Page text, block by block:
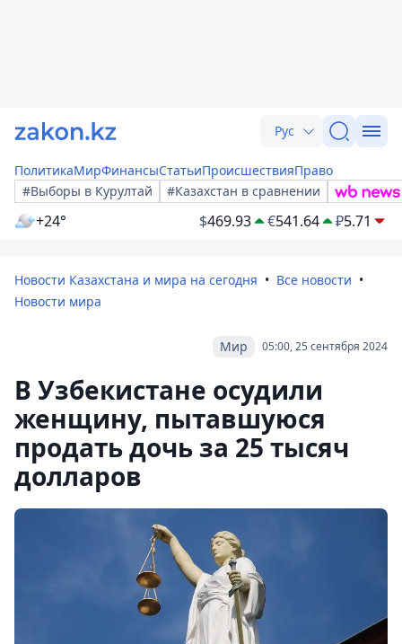
Рус
ПолитикаМирФинансыСтатьиПроисшествияПраво
#Выборы в Курултай
#Казахстан в сравнении
+24° $469.93 €541.64 ₽5.71
Новости Казахстана и мира на сегодня
Все новости
Новости мира
05:00, 25 сентября 2024
Мир
В Узбекистане осудили
женщину, пытавшуюся
продать дочь за 25 тысяч
долларов